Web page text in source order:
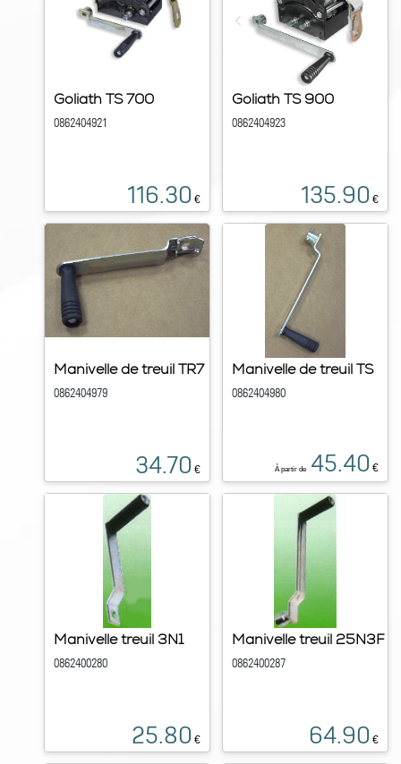
Goliath TS 700
0862404921
116.30 €
Goliath TS 900
0862404923
135.90 €
Manivelle de treuil TR7
0862404979
34.70 €
Manivelle de treuil TS
0862404980
À partir de 45.40 €
Manivelle treuil 3N1
0862400280
25.80 €
Manivelle treuil 25N3F
0862400287
64.90 €